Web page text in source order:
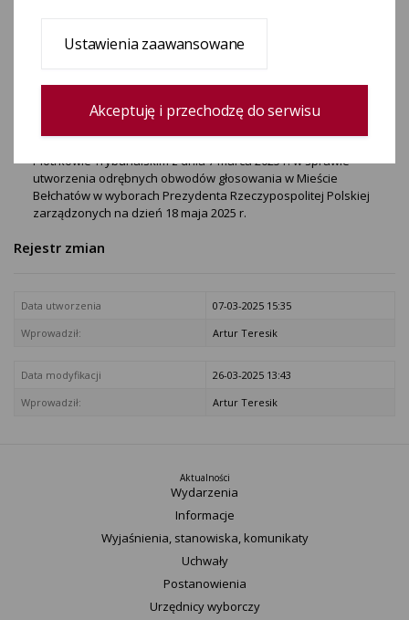
Rzeczypospolitej Polskiej
2025 r.
Piotrkowie Trybunalskim z dnia 7 marca 2025 r. w sprawie
utworzenia odrębnych obwodów głosowania w Mieście
Bełchatów w wyborach Prezydenta Rzeczypospolitej Polskiej
zarządzonych na dzień 18 maja 2025 r.
Rejestr zmian
Data utworzenia
07-03-2025 15:35
Wprowadził:
Artur Teresik
Data modyfikacji
26-03-2025 13:43
Wprowadził:
Artur Teresik
Aktualności
Wydarzenia
Informacje
Wyjaśnienia, stanowiska, komunikaty
Uchwały
Postanowienia
Urzędnicy wyborczy
Ustawienia zaawansowane
Akceptuję i przechodzę do serwisu